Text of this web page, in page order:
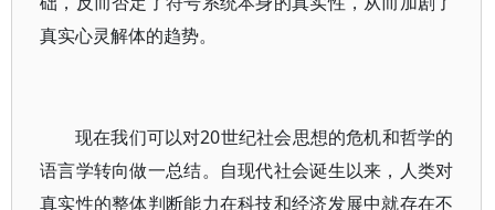
真实心灵解体的趋势。
现在我们可以对20世纪社会思想的危机和哲学的
语言学转向做一总结。自现代社会诞生以来，人类对
真实性的整体判断能力在科技和经济发展中就存在不